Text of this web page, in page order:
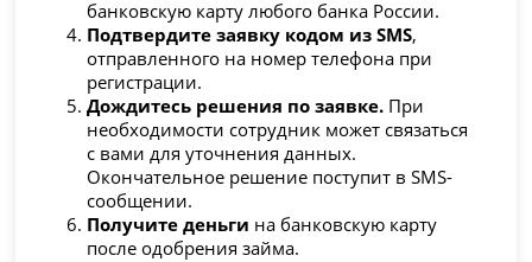
банковскую карту любого банка России.
Подтвердите заявку кодом из SMS,
отправленного на номер телефона при
регистрации.
Дождитесь решения по заявке. При
необходимости сотрудник может связаться
с вами для уточнения данных.
Окончательное решение поступит в SMS-
сообщении.
Получите деньги на банковскую карту
после одобрения займа.